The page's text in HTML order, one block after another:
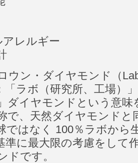
レルギー
ウン・ダイヤモンド（
「ラボ（研究所、工場）
ダイヤモンドという意味
で、天然ダイヤモンドと
ではなく 100％ラボから
準に最大限の考慮をして
ドです。